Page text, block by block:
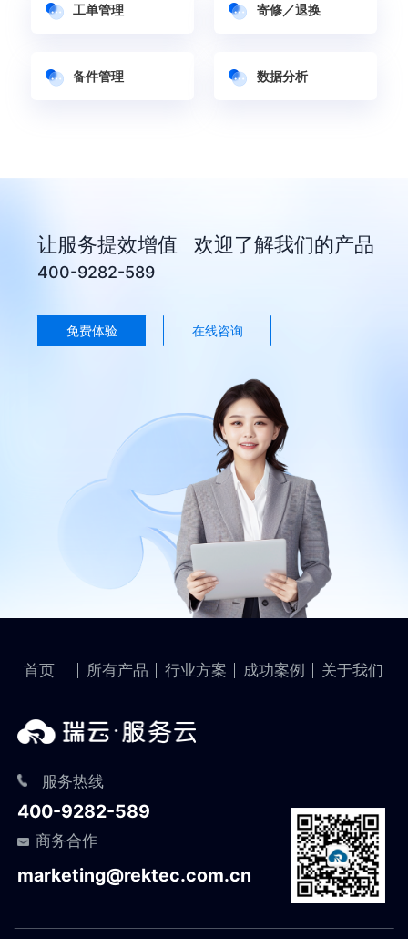
工单管理 寄修／退换
备件管理 数据分析
让服务提效增值 欢迎了解我们的产品
400-9282-589
免费体验 在线咨询
首页 所有产品 行业方案 成功案例 关于我们
服务热线
400-9282-589
商务合作
marketing@rektec.com.cn